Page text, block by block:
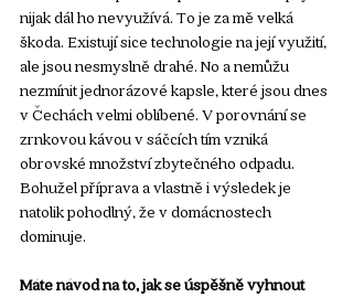
nijak dál ho nevyužívá. To je za mě velká
škoda. Existují sice technologie na její využití,
ale jsou nesmyslně drahé. No a nemůžu
nezmínit jednorázové kapsle, které jsou dnes
v Čechách velmi oblíbené. V porovnání se
zrnkovou kávou v sáčcích tím vzniká
obrovské množství zbytečného odpadu.
Bohužel příprava a vlastně i výsledek je
natolik pohodlný, že v domácnostech
dominuje.
Máte návod na to, jak se úspěšně vyhnout